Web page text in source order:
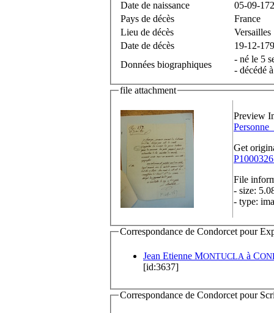
Date de naissance
05-09-
Pays de décès
France
Lieu de décès
Date de décès
19-12-
Données biographiques
- né le 5
- décédé
file attachment
Preview
Get
File
- size:
- type:
Correspondance de Condorcet pour
Jean Etienne MONTUCLA à C
[id:3637]
Correspondance de Condorcet pour